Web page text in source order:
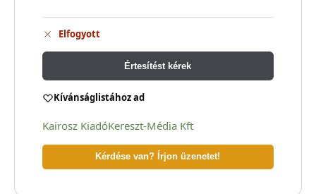
Elfogyott
Értesítést kérek
Kívánságlistához ad
Kairosz KiadóKereszt-Média Kft
Kérdése van? Írjon üzenetet!